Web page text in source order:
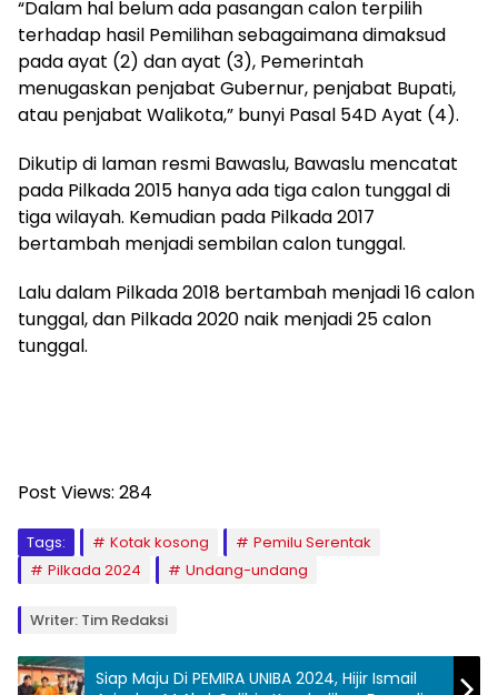
“Dalam hal belum ada pasangan calon terpilih
terhadap hasil Pemilihan sebagaimana dimaksud
pada ayat (2) dan ayat (3), Pemerintah
menugaskan penjabat Gubernur, penjabat Bupati,
atau penjabat Walikota,” bunyi Pasal 54D Ayat (4).
Dikutip di laman resmi Bawaslu, Bawaslu mencatat
pada Pilkada 2015 hanya ada tiga calon tunggal di
tiga wilayah. Kemudian pada Pilkada 2017
bertambah menjadi sembilan calon tunggal.
Lalu dalam Pilkada 2018 bertambah menjadi 16 calon
tunggal, dan Pilkada 2020 naik menjadi 25 calon
tunggal.
Post Views: 284
Tags: Kotak kosong
Pemilu Serentak
Pilkada 2024
Undang-undang
Writer: Tim Redaksi
Siap Maju Di PEMIRA UNIBA 2024, Hijir Ismail